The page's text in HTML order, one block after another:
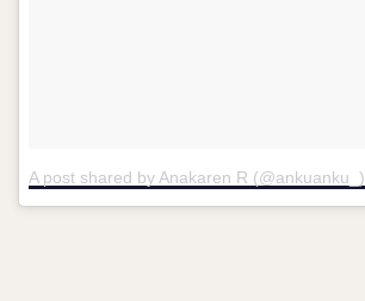
A post shared by Anakaren R (@ankuanku_)